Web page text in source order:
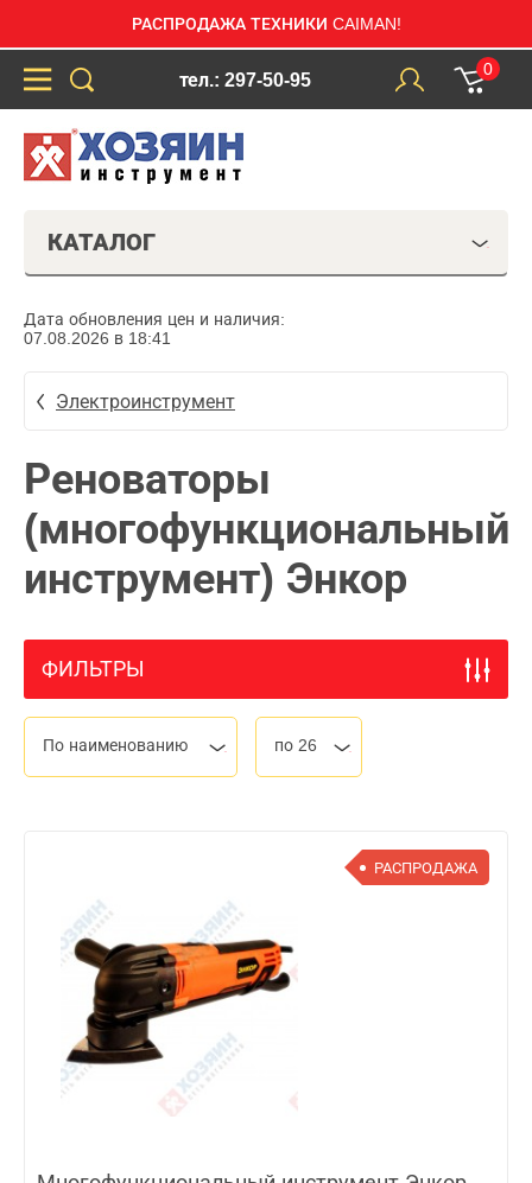
РАСПРОДАЖА ТЕХНИКИ CAIMAN!
тел.: 297-50-95
0
КАТАЛОГ
Дата обновления цен и наличия:
07.08.2026 в 18:41
Электроинструмент
Реноваторы
(многофункциональный
инструмент) Энкор
ФИЛЬТРЫ
По наименованию по 26
РАСПРОДАЖА